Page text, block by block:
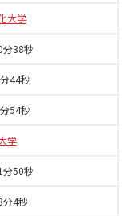
大学
分38秒
44秒
54秒
学
分50秒
分4秒